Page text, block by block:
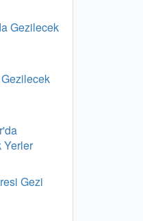
Gezilecek
Yerler
Gezi